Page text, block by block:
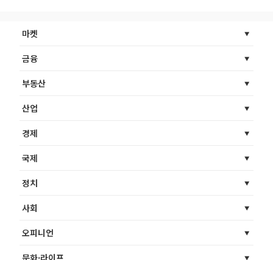
마켓
금융
부동산
산업
경제
국제
정치
사회
오피니언
문화·라이프